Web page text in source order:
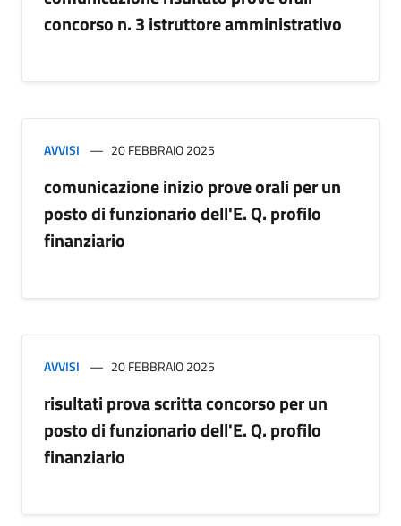
concorso n. 3 istruttore amministrativo
AVVISI 20 FEBBRAIO 2025
comunicazione inizio prove orali per un
posto di funzionario dell'E. Q. profilo
finanziario
AVVISI 20 FEBBRAIO 2025
risultati prova scritta concorso per un
posto di funzionario dell'E. Q. profilo
finanziario